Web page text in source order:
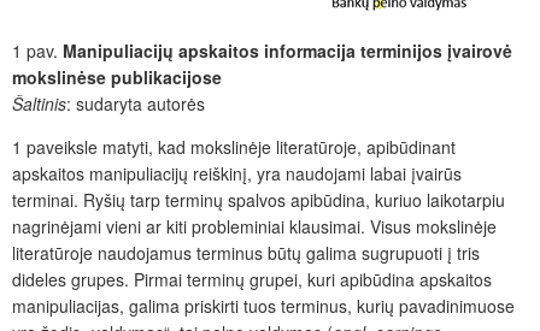
1 pav. Manipuliacijų apskaitos informacija terminijos įvairovė
mokslinėse publikacijose
Šaltinis: sudaryta autorės
1 paveiksle matyti, kad mokslinėje literatūroje, apibūdinant
apskaitos manipuliacijų reiškinį, yra naudojami labai įvairūs
terminai. Ryšių tarp terminų spalvos apibūdina, kuriuo laikotarpiu
nagrinėjami vieni ar kiti probleminiai klausimai. Visus mokslinėje
literatūroje naudojamus terminus būtų galima sugrupuoti į tris
dideles grupes. Pirmai terminų grupei, kuri apibūdina apskaitos
manipuliacijas, galima priskirti tuos terminus, kurių pavadinimuose